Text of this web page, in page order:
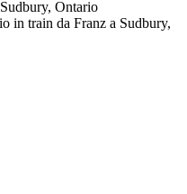
Ontario
in train da Franz a Sudbury,